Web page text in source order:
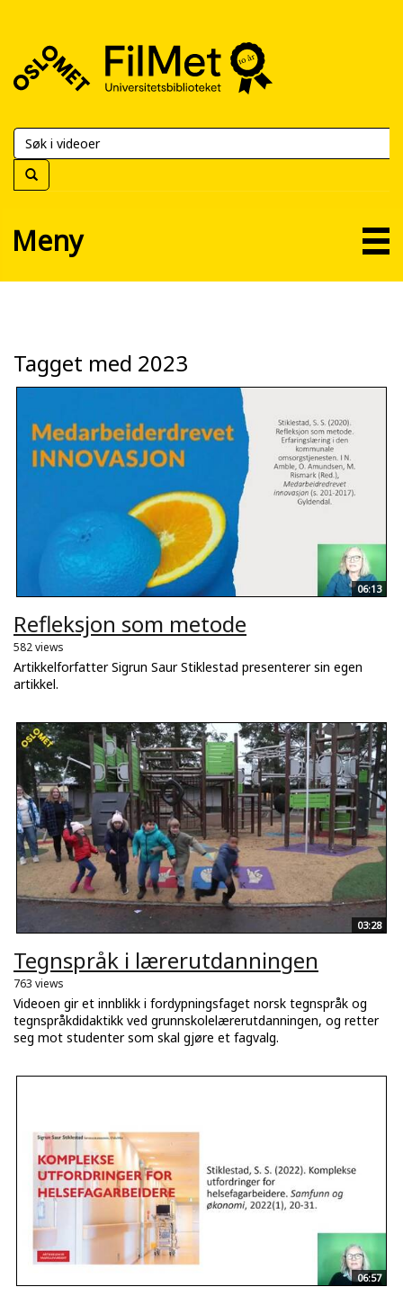
FilMet
Universitetsbiblioteket
Meny
Tagget med 2023
06:13
Refleksjon som metode
582 views
Artikkelforfatter Sigrun Saur Stiklestad presenterer sin egen
artikkel.
03:28
Tegnspråk i lærerutdanningen
763 views
Videoen gir et innblikk i fordypningsfaget norsk tegnspråk og
tegnspråkdidaktikk ved grunnskolelærerutdanningen, og retter
seg mot studenter som skal gjøre et fagvalg.
06:57